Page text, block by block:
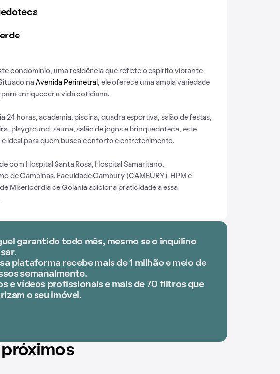
condomínio, uma residência que reflete o espírito vibrante
na Avenida Perimetral , ele oferece uma ampla variedade
enriquecer a vida cotidiana.
24 horas, academia, piscina, quadra esportiva, salão de festas,
playground, sauna, salão de jogos e brinquedoteca, este
ideal para quem busca conforto e entretenimento.
com Hospital Santa Rosa, Hospital Samaritano,
de Campinas, Faculdade Cambury (CAMBURY), HPM e
Misericórdia de Goiânia adiciona praticidade a essa
garantido todo mês, mesmo se o inquilino
plataforma recebe mais de 1 milhão e meio de
semanalmente.
e vídeos profissionais e mais de 70 filtros que
o seu imóvel.